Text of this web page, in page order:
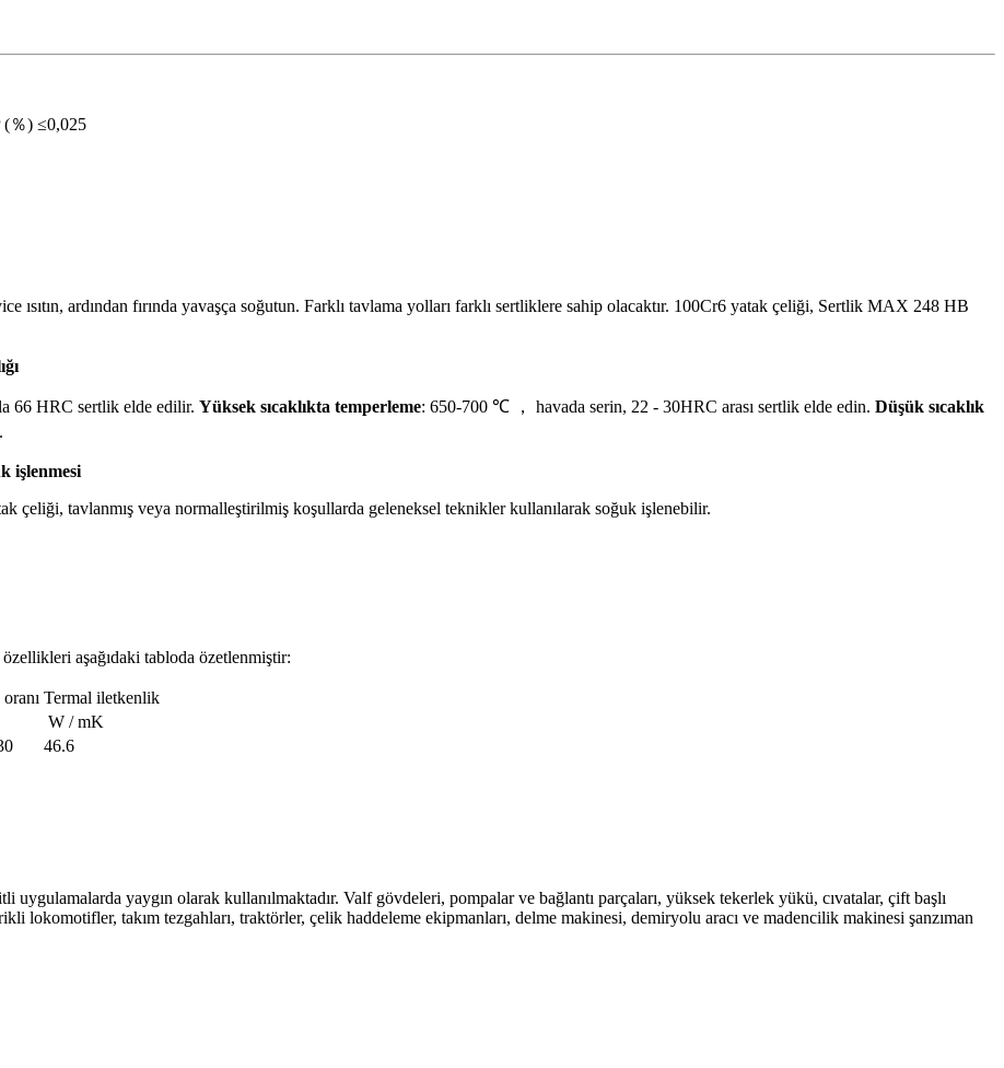
(％) ≤0,025
ısıtın, ardından fırında yavaşça soğutun. Farklı tavlama yolları farklı sertliklere sahip olacaktır. 100Cr6 yatak çeliği, Sertlik MAX 248 HB
66 HRC sertlik elde edilir. Yüksek sıcaklıkta temperleme: 650-700 ℃ ， havada serin, 22 - 30HRC arası sertlik elde edin. Düşük sıcaklık
işlenmesi
çeliği, tavlanmış veya normalleştirilmiş koşullarda geleneksel teknikler kullanılarak soğuk işlenebilir.
aşağıdaki tabloda özetlenmiştir:
Termal iletkenlik
W / mK
46.6
yaygın olarak kullanılmaktadır. Valf gövdeleri, pompalar ve bağlantı parçaları, yüksek tekerlek yükü, cıvatalar, çift başlı
lokomotifler, takım tezgahları, traktörler, çelik haddeleme ekipmanları, delme makinesi, demiryolu aracı ve madencilik makinesi şanzıman